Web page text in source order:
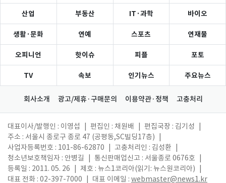
산업 부동산 IT·과학 바이오
생활·문화 연예 스포츠 연재물
오피니언 핫이슈 피플 포토
TV 속보 인기뉴스 주요뉴스
회사소개 광고/제휴·구매문의 이용약관·정책 고충처리
대표이사/발행인 : 이영섭 편집인 : 채원배 편집국장 : 김기성
주소 : 서울시 종로구 종로 47 (공평동,SC빌딩17층)
사업자등록번호 : 101-86-62870
고충처리인 : 김성환
청소년보호책임자 : 안병길
통신판매업신고 : 서울종로 0676호
등록일 : 2011. 05. 26
제호 : 뉴스1코리아(읽기: 뉴스원코리아)
대표 전화 : 02-397-7000
대표 이메일 : webmaster@news1.kr